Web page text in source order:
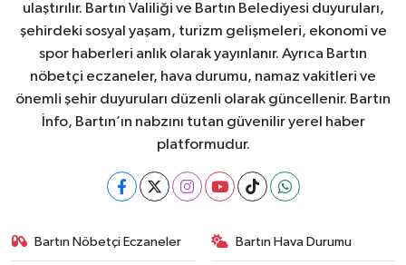
ulaştırılır. Bartın Valiliği ve Bartın Belediyesi duyuruları,
şehirdeki sosyal yaşam, turizm gelişmeleri, ekonomi ve
spor haberleri anlık olarak yayınlanır. Ayrıca Bartın
nöbetçi eczaneler, hava durumu, namaz vakitleri ve
önemli şehir duyuruları düzenli olarak güncellenir. Bartın
İnfo, Bartın’ın nabzını tutan güvenilir yerel haber
platformudur.
Bartın Nöbetçi Eczaneler Bartın Hava Durumu